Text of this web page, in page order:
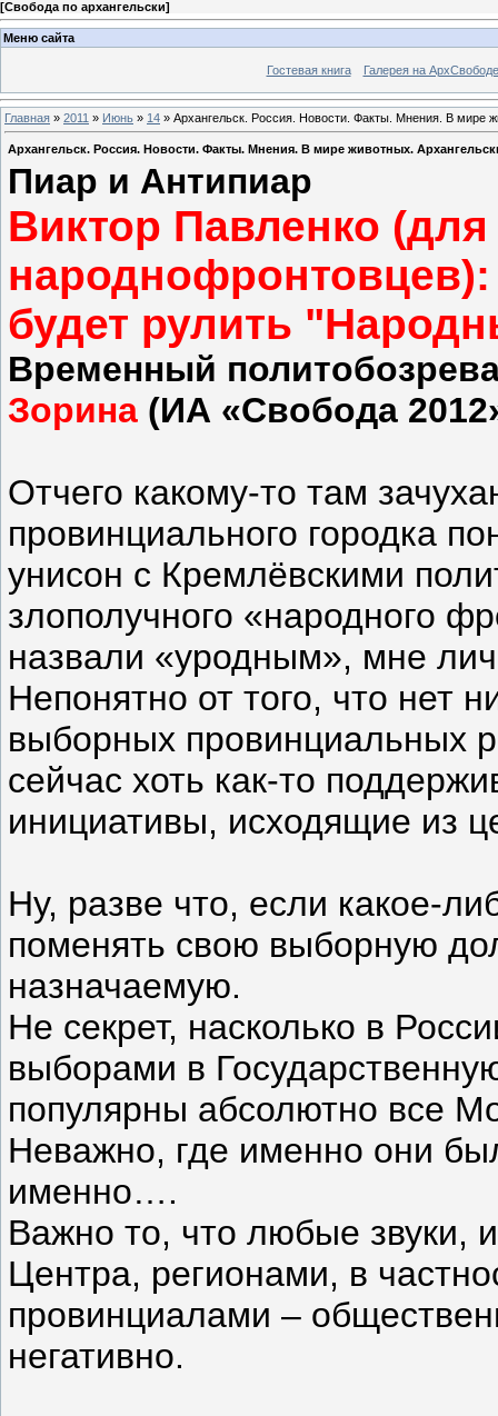
[Свобода по архангельски]
Меню сайта
Гостевая книга Галерея на АрхСвободе
Главная » 2011 » Июнь » 14 » Архангельск. Россия. Новости. Факты. Мнения. В мире
Архангельск. Россия. Новости. Факты. Мнения. В мире животных.
Пиар и Антипиар
Виктор Павленко
будет рулить
Временный
Зорина (ИА «Свобода
Отчего какому-то там
провинциального городка
унисон с Кремлёвскими
злополучного «народного
назвали «уродным», мне
Непонятно от того, что нет
выборных провинциальных
сейчас хоть как-то
инициативы, исходящие из
Ну, разве что, если какое-
поменять свою выборную
назначаемую.
Не секрет, насколько в
выборами в
популярны абсолютно все
Неважно, где именно они
именно….
Важно то, что любые звуки,
Центра, регионами, в
провинциалами –
негативно.